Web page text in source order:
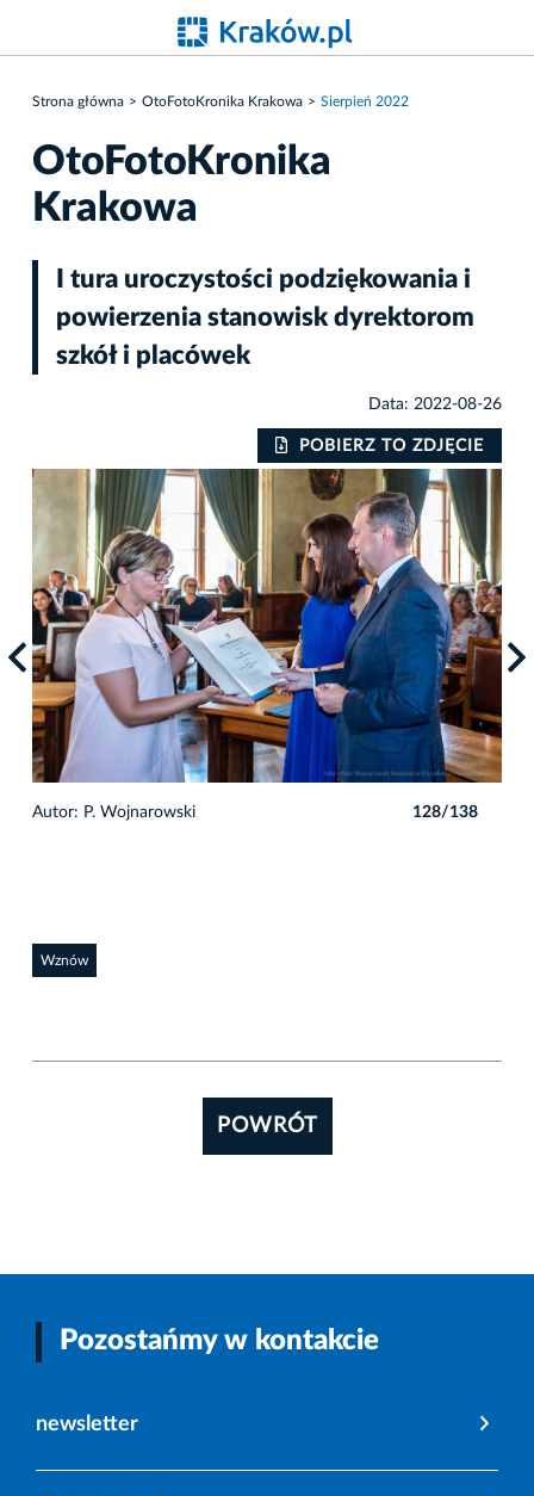
Strona główna OtoFotoKronika Krakowa Sierpień 2022
OtoFotoKronika
Krakowa
I tura uroczystości podziękowania i
powierzenia stanowisk dyrektorom
szkół i placówek
Data: 2022-08-26
POBIERZ TO ZDJĘCIE
Autor: P. Wojnarowski 128/138
Wznów
POWRÓT
Pozostańmy w kontakcie
newsletter